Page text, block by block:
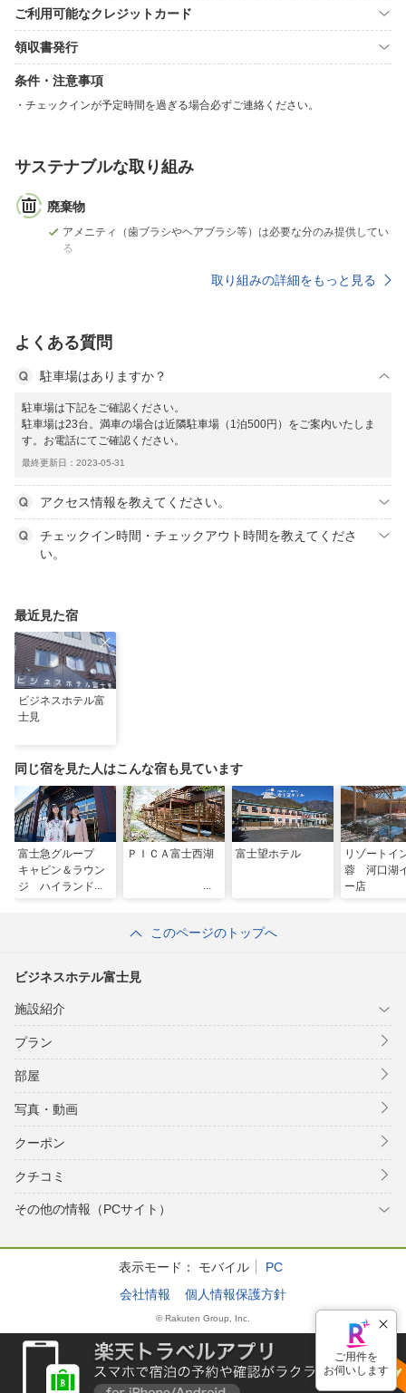
ご利用可能なクレジットカード
領収書発行
条件・注意事項
チェックインが予定時間を過ぎる場合必ずご連絡ください。
サステナブルな取り組み
廃棄物
アメニティ（歯ブラシやヘアブラシ等）は必要な分のみ提供してい
る
取り組みの詳細をもっと見る
よくある質問
駐車場はありますか？
駐車場は下記をご確認ください。
駐車場は23台。満車の場合は近隣駐車場（1泊500円）をご案内いたしま
す。お電話にてご確認ください。
最終更新日：2023-05-31
アクセス情報を教えてください。
チェックイン時間・チェックアウト時間を教えてくださ
い。
最近見た宿
ビジネスホテル富
士見
同じ宿を見た人はこんな宿も見ています
富士急グループ
キャビン＆ラウン
ジ ハイランドス
ＰＩＣＡ富士西湖 富士望ホテル
リゾートイ
蓉 河口湖
ー店
このページのトップへ
ビジネスホテル富士見
施設紹介
プラン
部屋
写真・動画
クーポン
クチコミ
その他の情報（PCサイト）
表示モード： モバイル
PC
会社情報
個人情報保護方針
© Rakuten Group, Inc.
ご用件を
お伺いします